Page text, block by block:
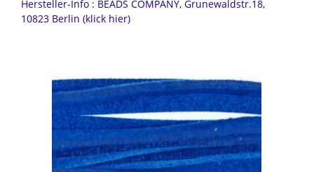
Hersteller-Info : BEADS COMPANY, Grunewaldstr.18,
10823 Berlin (klick hier)